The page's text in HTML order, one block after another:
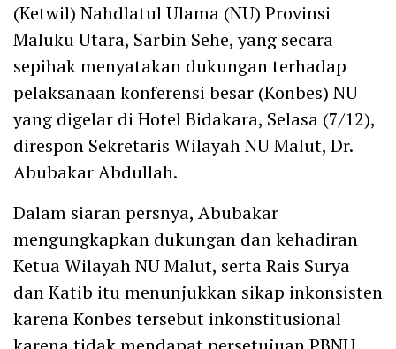
(Ketwil) Nahdlatul Ulama (NU) Provinsi
Maluku Utara, Sarbin Sehe, yang secara
sepihak menyatakan dukungan terhadap
pelaksanaan konferensi besar (Konbes) NU
yang digelar di Hotel Bidakara, Selasa (7/12),
direspon Sekretaris Wilayah NU Malut, Dr.
Abubakar Abdullah.
Dalam siaran persnya, Abubakar
mengungkapkan dukungan dan kehadiran
Ketua Wilayah NU Malut, serta Rais Surya
dan Katib itu menunjukkan sikap inkonsisten
karena Konbes tersebut inkonstitusional